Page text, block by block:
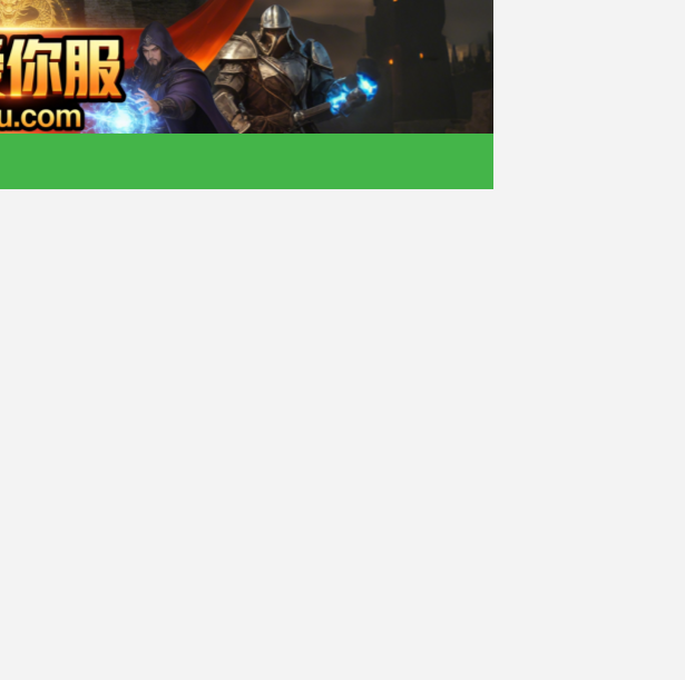
180 合击 - 单职业找服平台